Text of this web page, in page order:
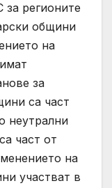
регионите
общини
на
за
са част
неутрални
част от
на
участват в